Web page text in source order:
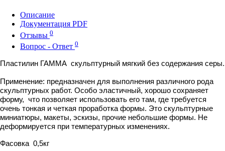
Описание
Документация PDF
Отзывы 0
Вопрос - Ответ 0
Пластилин ГАММА скульптурный мягкий без содержания серы.
Применение: предназначен для выполнения различного рода
скульптурных работ. Особо эластичный, хорошо сохраняет
форму, что позволяет использовать его там, где требуется
очень тонкая и четкая проработка формы. Это скульптурные
миниатюры, макеты, эскизы, прочие небольшие формы. Не
деформируется при температурных изменениях.
Фасовка 0,5кг